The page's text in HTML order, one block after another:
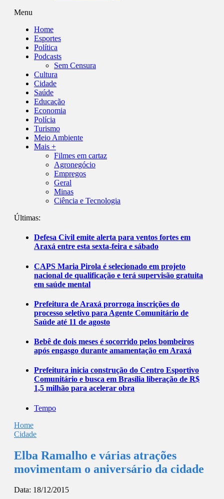
Menu
Home
Esportes
Política
Podcasts
Sem Censura
Cultura
Cidade
Saúde
Educação
Economia
Polícia
Turismo
Meio Ambiente
Mais +
Filmes em cartaz
Agronegócio
Empregos
Geral
Minas
Ciência e Tecnologia
Últimas:
Defesa Civil emite alerta para ventos fortes em
Araxá entre esta sexta-feira e sábado
CAPS Maria Pirola é selecionado em projeto
nacional de qualificação e terá supervisão gratuita
em saúde mental
Prefeitura de Araxá prorroga inscrições do
processo seletivo para Agente Comunitário de
Saúde até 11 de agosto
Bebê de dois meses é socorrido pelos bombeiros
após engasgo durante amamentação em Araxá
Prefeitura inicia construção do Centro Esportivo
Comunitário e busca em Brasília liberação de R$
1,5 milhão para acelerar obra
Tempo
Home
Cidade
Elba Ramalho e várias atrações
movimentam o aniversário da cidade
Data: 18/12/2015